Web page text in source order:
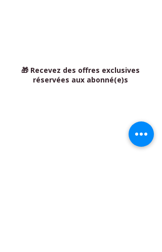
🎁 Recevez des offres exclusives
réservées aux abonné(e)s